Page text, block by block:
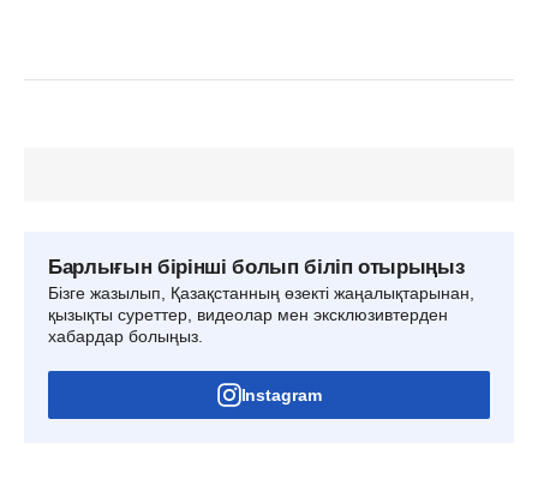
Барлығын бірінші болып біліп отырыңыз
Бізге жазылып, Қазақстанның өзекті жаңалықтарынан,
қызықты суреттер, видеолар мен эксклюзивтерден
хабардар болыңыз.
Instagram